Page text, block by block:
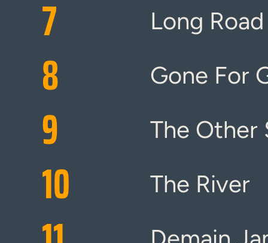
7 Long Road
8 Gone For
9 The Other
10 The River